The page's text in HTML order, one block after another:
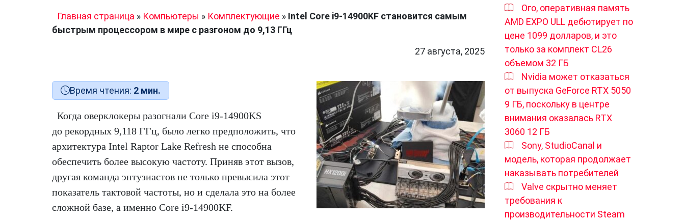
Главная страница » Компьютеры » Комплектующие » Intel Core i9-14900KF становится самым
быстрым процессором в мире с разгоном до 9,13 ГГц
27 августа, 2025
Время чтения: 2 мин.
Когда оверклокеры разогнали Core i9-14900KS
до рекордных 9,118 ГГц, было легко предположить, что
архитектура Intel Raptor Lake Refresh не способна
обеспечить более высокую частоту. Приняв этот вызов,
другая команда энтузиастов не только превысила этот
показатель тактовой частоты, но и сделала это на более
сложной базе, а именно Core i9-14900KF.
Ого, оперативная память
AMD EXPO ULL дебютирует по
цене 1099 долларов, и это
только за комплект CL26
объемом 32 ГБ
Nvidia может отказаться
от выпуска GeForce RTX 5050
9 ГБ, поскольку в центре
внимания оказалась RTX
3060 12 ГБ
Sony, StudioCanal и
модель, которая продолжает
наказывать потребителей
Valve скрытно меняет
требования к
производительности Steam